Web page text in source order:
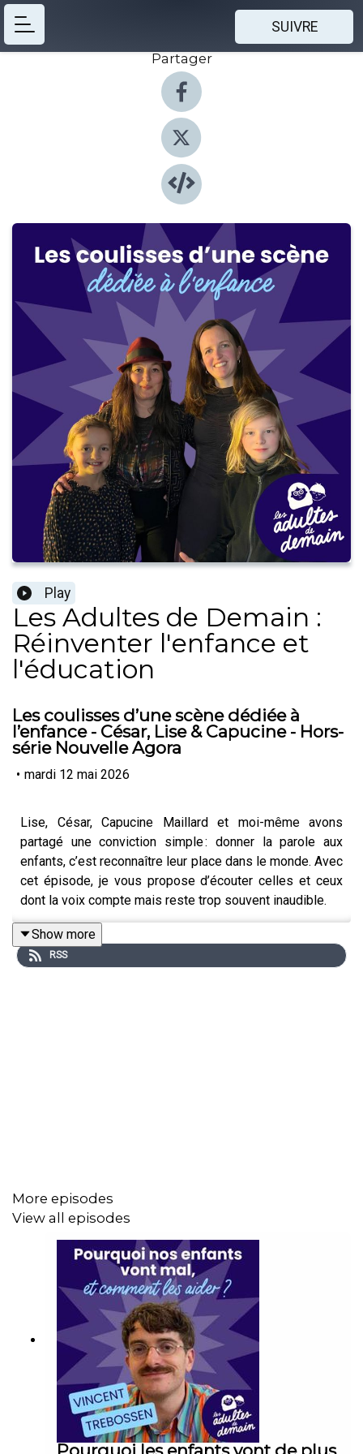
SUIVRE
Partager
Play
Les Adultes de Demain :
Réinventer l'enfance et
l'éducation
Les coulisses d’une scène dédiée à
l’enfance - César, Lise & Capucine - Hors-
série Nouvelle Agora
• mardi 12 mai 2026
Lise, César, Capucine Maillard et moi-même avons
partagé une conviction simple : donner la parole aux
enfants, c’est reconnaître leur place dans le monde. Avec
cet épisode, je vous propose d’écouter celles et ceux
dont la voix compte mais reste trop souvent inaudible.
Dans cet épisode exceptionnel, je vous embarque dans
scène devient un espace de confiance et de liberté pour
des jeunes comme Lise, qui choisit de raconter son
parcours médical pour « rassurer les parents », ou César,
qui unit rap, écologie et engagement pour réveiller les
imaginaires. Ensemble, nous abordons : l’impact de l’art
dans la construction de la confiance et la lutte contre les
étiquettes ; le rôle du collectif et de la solidarité sur
scène ; les pièges à éviter quand on accompagne la
parole des enfants ; mais aussi la valeur du silence, de
l’authenticité, de l’énergie juvénile et bien plus encore.
Au programme :
Show more
RSS
More episodes
View all episodes